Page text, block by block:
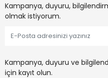
Kampanya, duyuru,
olmak istiyorum.
Kampanya, duyuru ve
için kayıt olun.